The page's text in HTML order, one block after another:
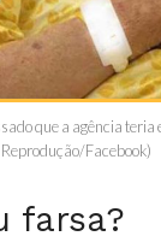
que a agência teria
Facebook)
farsa?